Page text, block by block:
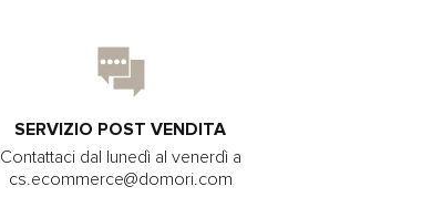
SERVIZIO POST VENDITA
Contattaci dal lunedì al venerdì a
cs.ecommerce@domori.com